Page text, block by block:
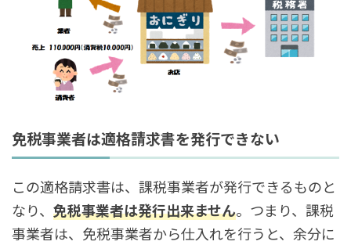
免税事業者は適格請求書を発行できない
この適格請求書は、課税事業者が発行できるものと
なり、 免税事業者は発行出来ません。つまり、課税
事業者は、免税事業者から仕入れを行うと、余分に